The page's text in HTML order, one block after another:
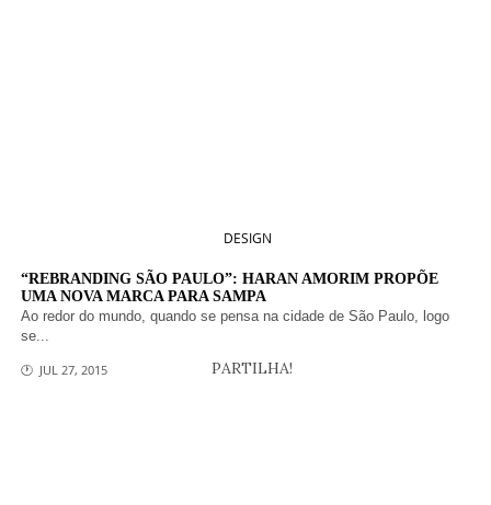
DESIGN
“REBRANDING SÃO PAULO”: HARAN AMORIM PROPÕE
UMA NOVA MARCA PARA SAMPA
Ao redor do mundo, quando se pensa na cidade de São Paulo, logo
se...
🕐 JUL 27, 2015 PARTILHA!